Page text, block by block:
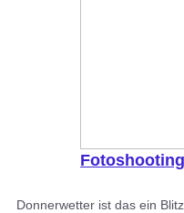
Fotoshooting
Donnerwetter ist das ein